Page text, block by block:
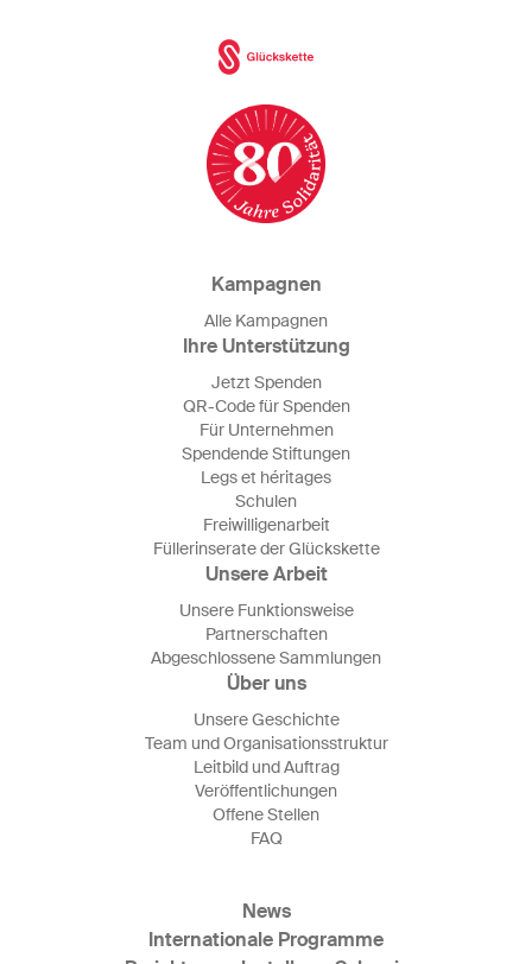
Kampagnen
Alle Kampagnen
Ihre Unterstützung
Jetzt Spenden
QR-Code für Spenden
Für Unternehmen
Spendende Stiftungen
Legs et héritages
Schulen
Freiwilligenarbeit
Füllerinserate der Glückskette
Unsere Arbeit
Unsere Funktionsweise
Partnerschaften
Abgeschlossene Sammlungen
Über uns
Unsere Geschichte
Team und Organisationsstruktur
Leitbild und Auftrag
Veröffentlichungen
Offene Stellen
FAQ
News
Internationale Programme